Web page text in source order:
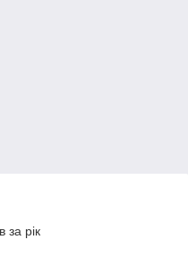
за рік